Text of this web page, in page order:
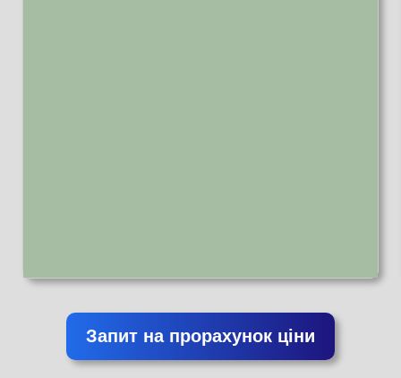
Запит на прорахунок ціни